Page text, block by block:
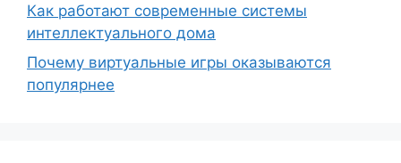
Как работают современные системы
интеллектуального дома
Почему виртуальные игры оказываются
популярнее